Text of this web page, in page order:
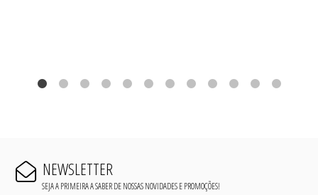
NEWSLETTER
SEJA A PRIMEIRA A SABER DE NOSSAS NOVIDADES E PROMOÇÕES!